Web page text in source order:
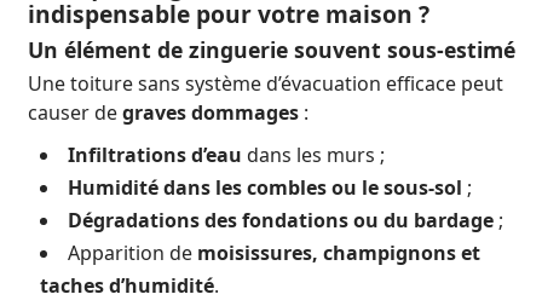
indispensable pour votre maison ?
Un élément de zinguerie souvent sous-estimé
Une toiture sans système d’évacuation efficace peut
causer degraves dommages :
Infiltrations d’eau dans les murs ;
Humidité dans les combles ou le sous-sol ;
Dégradations des fondations ou du bardage ;
Apparition de moisissures, champignons et
taches d’humidité.